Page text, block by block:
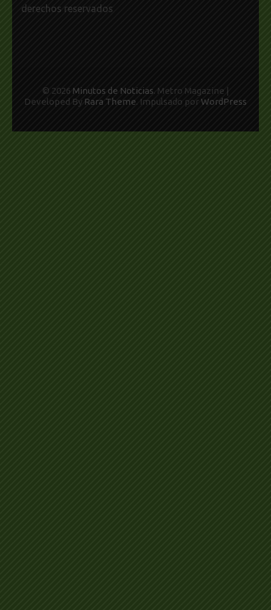
derechos reservados
© 2026 Minutos de Noticias. Metro Magazine |
Developed By Rara Theme. Impulsado porWordPress